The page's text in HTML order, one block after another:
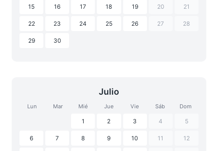
15 16 17 18 19 20 21
22 23 24 25 26 27 28
29 30
Julio
Lun Mar Mié Jue Vie Sáb Dom
1 2 3 4 5
6 7 8 9 10 11 12